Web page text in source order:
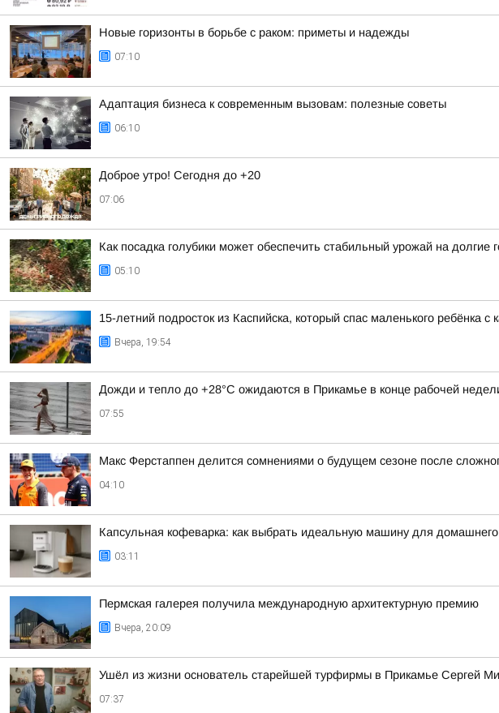
Новые горизонты в борьбе с раком: приметы и надежды
07:10
Адаптация бизнеса к современным вызовам: полезные советы
06:10
Доброе утро! Сегодня до +20
07:06
Как посадка голубики может обеспечить стабильный урожай на долгие
05:10
15-летний подросток из Каспийска, который спас маленького ребёнка
Вчера, 19:54
Дожди и тепло до +28°C ожидаются в Прикамье в конце рабочей
07:55
Макс Ферстаппен делится сомнениями о будущем сезоне после
04:10
Капсульная кофеварка: как выбрать идеальную машину для
03:11
Пермская галерея получила международную архитектурную премию
Вчера, 20:09
Ушёл из жизни основатель старейшей турфирмы в Прикамье Сергей
07:37